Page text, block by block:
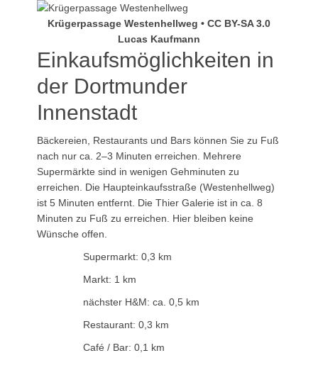
Krügerpassage Westenhellweg • CC BY-SA 3.0
Lucas Kaufmann
Einkaufsmöglichkeiten in
der Dortmunder
Innenstadt
Bäckereien, Restaurants und Bars können Sie zu Fuß
nach nur ca. 2–3 Minuten erreichen. Mehrere
Supermärkte sind in wenigen Gehminuten zu
erreichen. Die Haupteinkaufsstraße (Westenhellweg)
ist 5 Minuten entfernt. Die Thier Galerie ist in ca. 8
Minuten zu Fuß zu erreichen. Hier bleiben keine
Wünsche offen.
Supermarkt: 0,3 km
Markt: 1 km
nächster H&M: ca. 0,5 km
Restaurant: 0,3 km
Café / Bar: 0,1 km